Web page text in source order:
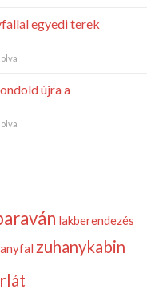
egyedi terek
újra a
lakberendezés
zuhanykabin